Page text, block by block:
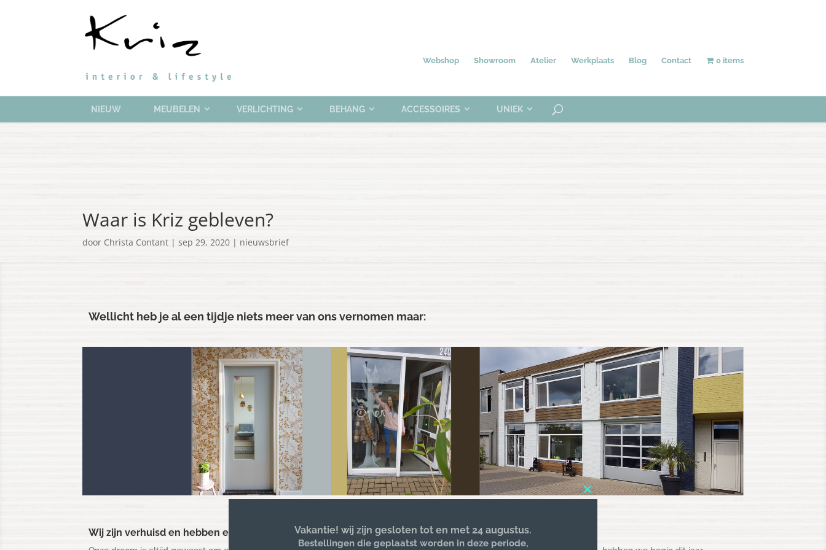
Webshop Showroom Atelier Werkplaats Blog Contact 0 items
NIEUW MEUBELEN VERLICHTING BEHANG ACCESSOIRES UNIEK
Waar is Kriz gebleven?
door Christa Contant |sep 29, 2020 | nieuwsbrief
Wellicht heb je al een tijdje niets meer van ons vernomen maar:
Wij zijn verhuisd en hebben een hele mooie nieuwe locatie!Showroom – Atelier – Werkplaats
Close
Vakantie! wij zijn gesloten tot en met 24 augustus.
Bestellingen die geplaatst worden in deze periode,